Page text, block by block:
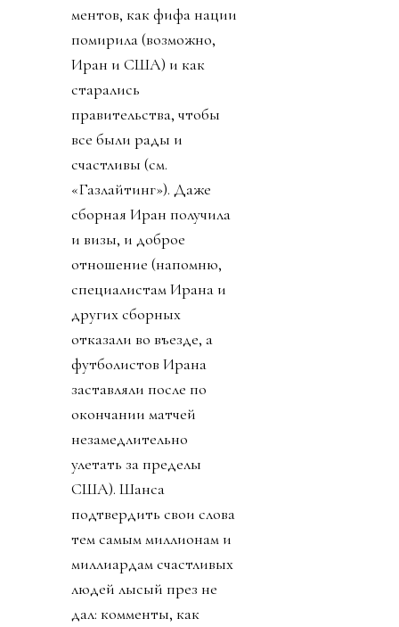
ментов, как фифа нации
помирила (возможно,
Иран и США) и как
старались
правительства, чтобы
все были рады и
счастливы (см.
«Газлайтинг»). Даже
сборная Иран получила
и визы, и доброе
отношение (напомню,
специалистам Ирана и
других сборных
отказали во въезде, а
футболистов Ирана
заставляли после по
окончании матчей
незамедлительно
улетать за пределы
США). Шанса
подтвердить свои слова
тем самым миллионам и
миллиардам счастливых
людей лысый през не
дал: комменты, как